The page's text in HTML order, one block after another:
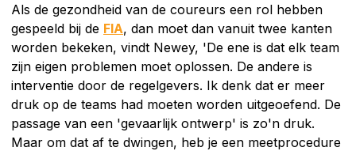
Als de gezondheid van de coureurs een rol hebben
gespeeld bij de FIA, dan moet dan vanuit twee kanten
worden bekeken, vindt Newey, 'De ene is dat elk team
zijn eigen problemen moet oplossen. De andere is
interventie door de regelgevers. Ik denk dat er meer
druk op de teams had moeten worden uitgeoefend. De
passage van een 'gevaarlijk ontwerp' is zo'n druk.
Maar om dat af te dwingen, heb je een meetprocedure